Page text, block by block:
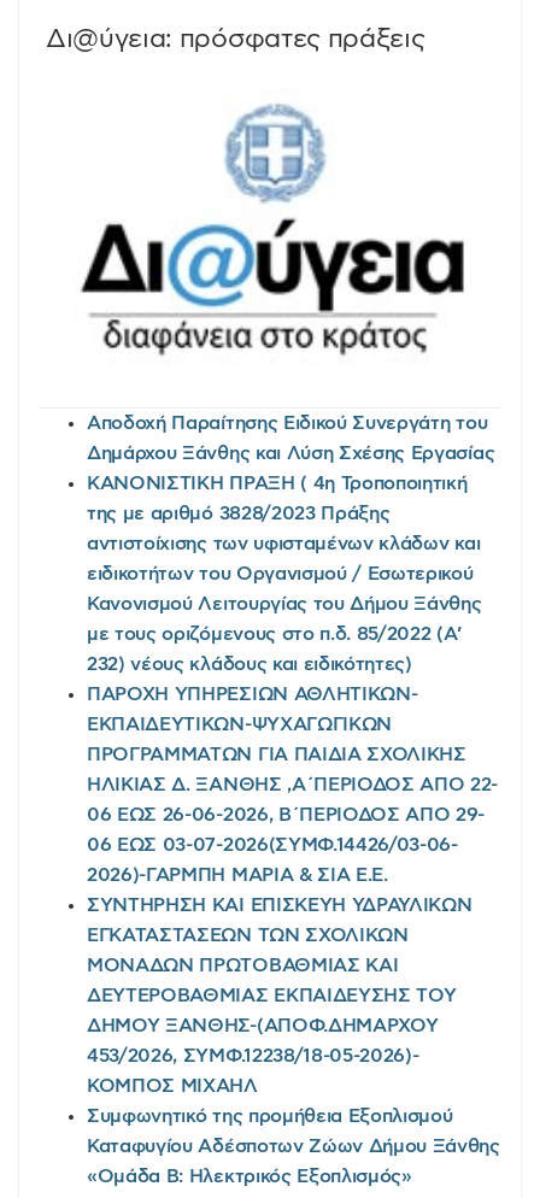
Δι@ύγεια: πρόσφατες πράξεις
Αποδοχή Παραίτησης Ειδικού Συνεργάτη του
Δημάρχου Ξάνθης και Λύση Σχέσης Εργασίας
ΚΑΝΟΝΙΣΤΙΚΗ ΠΡΑΞΗ ( 4η Τροποποιητική
της με αριθμό 3828/2023 Πράξης
αντιστοίχισης των υφισταμένων κλάδων και
ειδικοτήτων του Οργανισμού / Εσωτερικού
Κανονισμού Λειτουργίας του Δήμου Ξάνθης
με τους οριζόμενους στο π.δ. 85/2022 (Α’
232) νέους κλάδους και ειδικότητες)
ΠΑΡΟΧΗ ΥΠΗΡΕΣΙΩΝ ΑΘΛΗΤΙΚΩΝ-
ΕΚΠΑΙΔΕΥΤΙΚΩΝ-ΨΥΧΑΓΩΓΙΚΩΝ
ΠΡΟΓΡΑΜΜΑΤΩΝ ΓΙΑ ΠΑΙΔΙΑ ΣΧΟΛΙΚΗΣ
ΗΛΙΚΙΑΣ Δ. ΞΑΝΘΗΣ ,Α΄ΠΕΡΙΟΔΟΣ ΑΠΟ 22-
06 ΕΩΣ 26-06-2026, Β΄ΠΕΡΙΟΔΟΣ ΑΠΟ 29-
06 ΕΩΣ 03-07-2026(ΣΥΜΦ.14426/03-06-
2026)-ΓΑΡΜΠΗ ΜΑΡΙΑ & ΣΙΑ Ε.Ε.
ΣΥΝΤΗΡΗΣΗ ΚΑΙ ΕΠΙΣΚΕΥΗ ΥΔΡΑΥΛΙΚΩΝ
ΕΓΚΑΤΑΣΤΑΣΕΩΝ ΤΩΝ ΣΧΟΛΙΚΩΝ
ΜΟΝΑΔΩΝ ΠΡΩΤΟΒΑΘΜΙΑΣ ΚΑΙ
ΔΕΥΤΕΡΟΒΑΘΜΙΑΣ ΕΚΠΑΙΔΕΥΣΗΣ ΤΟΥ
ΔΗΜΟΥ ΞΑΝΘΗΣ-(ΑΠΟΦ.ΔΗΜΑΡΧΟΥ
453/2026, ΣΥΜΦ.12238/18-05-2026)-
ΚΟΜΠΟΣ ΜΙΧΑΗΛ
Συμφωνητικό της προμήθεια Εξοπλισμού
Καταφυγίου Αδέσποτων Ζώων Δήμου Ξάνθης
«Ομάδα Β: Ηλεκτρικός Εξοπλισμός»